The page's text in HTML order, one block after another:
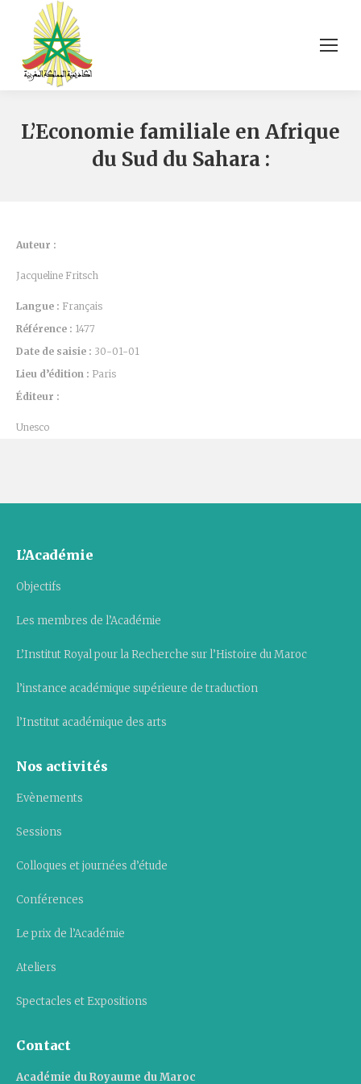
L’Economie familiale en Afrique
du Sud du Sahara :
Auteur :
Jacqueline Fritsch
Langue : Français
Référence : 1477
Date de saisie : 30-01-01
Lieu d’édition : Paris
Éditeur :
Unesco
L’Académie
Objectifs
Les membres de l’Académie
L’Institut Royal pour la Recherche sur l’Histoire du Maroc
l’instance académique supérieure de traduction
l’Institut académique des arts
Nos activités
Evènements
Sessions
Colloques et journées d’étude
Conférences
Le prix de l’Académie
Ateliers
Spectacles et Expositions
Contact
Académie du Royaume du Maroc